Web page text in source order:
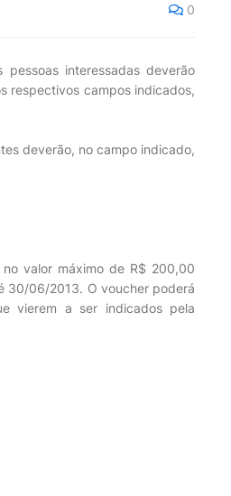
0
pessoas interessadas deverão
respectivos campos indicados,
deverão, no campo indicado,
valor máximo de R$ 200,00
30/06/2013. O voucher poderá
vierem a ser indicados pela